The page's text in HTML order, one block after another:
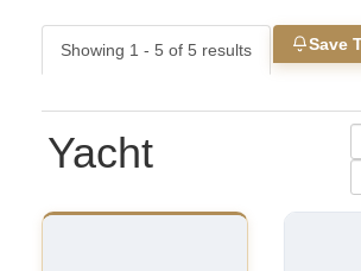
Showing 1 - 5 of 5 results Save
Yacht